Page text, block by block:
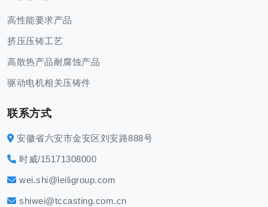
高性能要求产品
挤压压铸工艺
高散热产品耐腐蚀产品
驱动电机相关压铸件
联系方式
安徽省六安市金安区刘安路888号
时威/15171308000
wei.shi@leiligroup.com
shiwei@tccasting.com.cn